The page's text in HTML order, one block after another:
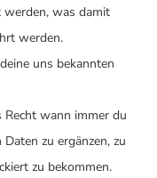
werden, was damit
werden.
uns bekannten
Recht wann immer du
zu ergänzen, zu
zu bekommen.